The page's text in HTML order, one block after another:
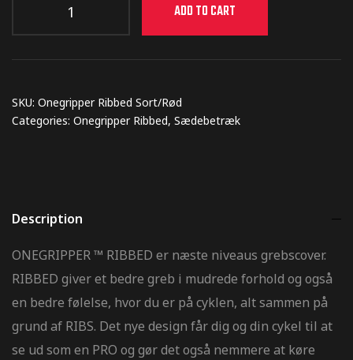
ADD TO CART
SKU: Onegripper Ribbed Sort/Rød
Categories: Onegripper Ribbed, Sædebetræk
Description
ONEGRIPPER ™ RIBBED er næste niveaus grebscover.
RIBBED giver et bedre greb i mudrede forhold og også
en bedre følelse, hvor du er på cyklen, alt sammen på
grund af RIBS. Det nye design får dig og din cykel til at
se ud som en PRO og gør det også nemmere at køre
MX –